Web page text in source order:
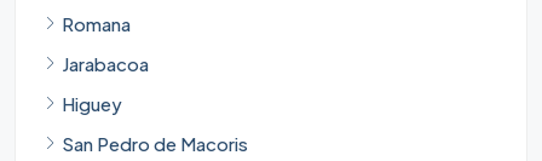
Romana
Jarabacoa
Higuey
San Pedro de Macoris